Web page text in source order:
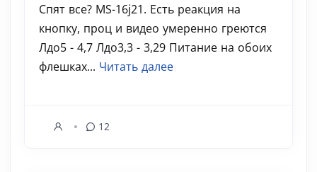
Спят все? MS-16j21. Есть реакция на
кнопку, проц и видео умеренно греются
Лдо5 - 4,7 Лдо3,3 - 3,29 Питание на обоих
флешках... Читать далее
12